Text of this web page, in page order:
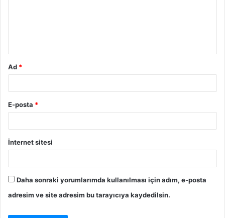
Ad *
E-posta *
İnternet sitesi
Daha sonraki yorumlarımda kullanılması için adım, e-posta
adresim ve site adresim bu tarayıcıya kaydedilsin.